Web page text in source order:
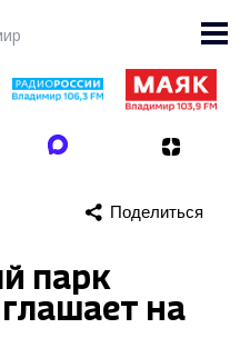
Поделиться
парк
на